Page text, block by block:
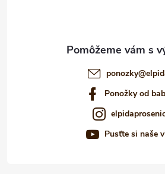
ponozky@
Ponožky od
Pusťte si naše